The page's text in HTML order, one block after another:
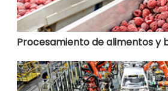
Procesamiento de alimentos y